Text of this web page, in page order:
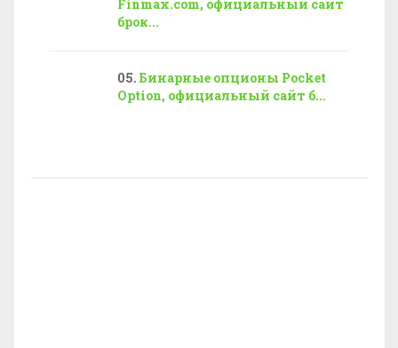
Finmax.com, официальный сайт
брок...
Бинарные опционы Pocket
Option, официальный сайт б...